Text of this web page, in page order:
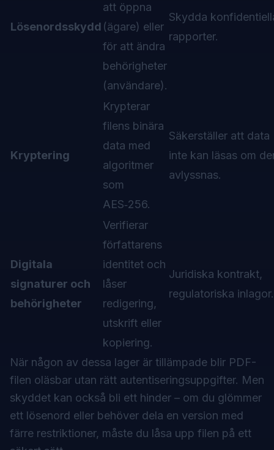
Lösenordsskydd
att öppna
(ägare) eller
för att ändra
behörigheter
(användare).
Skydda
rapporter.
Kryptering
Krypterar
filens binära
data med
algoritmer
som
AES‑256.
Säkerställer att data
inte kan läsas om
avlyssnas.
Digitala
signaturer och
behörigheter
Verifierar
författarens
identitet och
låser
redigering,
utskrift eller
kopiering.
Juridiska kontrakt,
regulatoriska inlagor.
När någon av dessa lager är tillämpade blir PDF-
filen oläsbar utan rätt autentiseringsuppgifter. Men
skyddet kan också bli ett hinder – om du glömmer
ett lösenord eller behöver dela en version med
färre restriktioner, måste du låsa upp filen på ett